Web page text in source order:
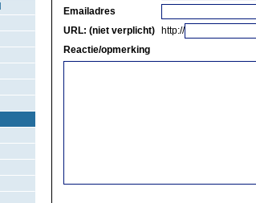
Emailadres
URL: (niet verplicht)
http://
Reactie/opmerking